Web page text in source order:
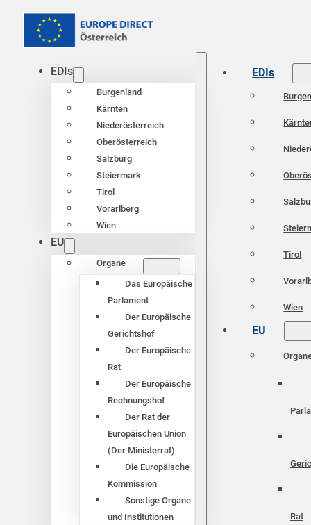
EDIs
Burgenland
Kärnten
Niederösterreich
Oberösterreich
Salzburg
Steiermark
Tirol
Vorarlberg
Wien
EU
Organe
Das Europäische
Parlament
Der Europäische
Gerichtshof
Der Europäische
Rat
Der Europäische
Rechnungshof
Der Rat der
Europäischen Union
(Der Ministerrat)
Die Europäische
Kommission
Sonstige Organe
und Institutionen
EDIs
Tirol
Wien
EU
Rat